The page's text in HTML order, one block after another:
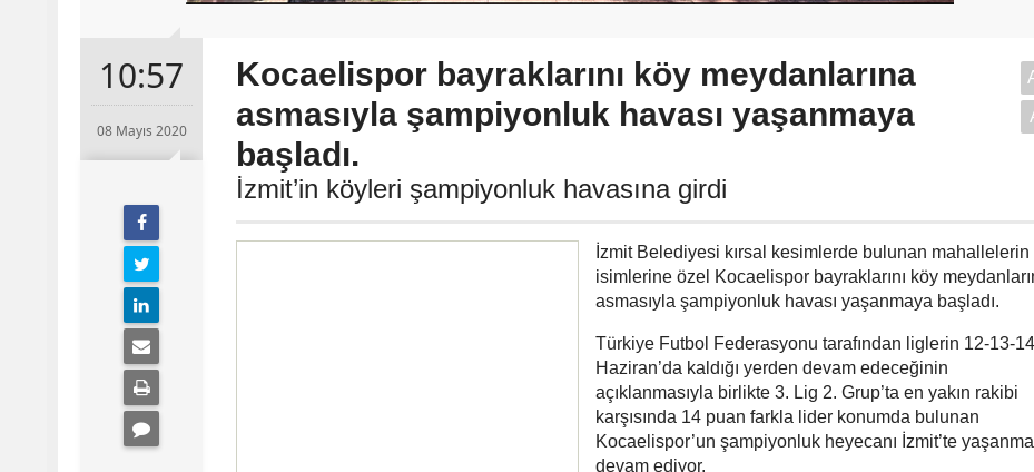
10:57
08 Mayıs 2020
Kocaelispor bayraklarını köy meydanlarına
asmasıyla şampiyonluk havası yaşanmaya
başladı.
İzmit’in köyleri şampiyonluk havasına girdi
İzmit Belediyesi kırsal kesimlerde bulunan mahallelerin
isimlerine özel Kocaelispor bayraklarını köy
asmasıyla şampiyonluk havası yaşanmaya başladı.
Türkiye Futbol Federasyonu tarafından liglerin 12-13-14
Haziran’da kaldığı yerden devam edeceğinin
açıklanmasıyla birlikte 3. Lig 2. Grup’ta en yakın rakibi
karşısında 14 puan farkla lider konumda bulunan
Kocaelispor’un şampiyonluk heyecanı İzmit’te
devam ediyor.